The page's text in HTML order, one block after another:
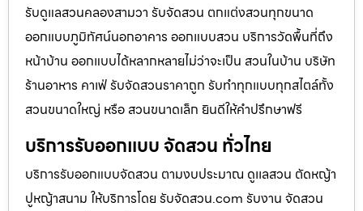
รับดูแลสวนคลองสามวา รับจัดสวน ตกแต่งสวนทุกขนาด
ออกแบบภูมิทัศน์นอกอาคาร ออกแบบสวน บริการวัดพื้นที่ถึง
หน้าบ้าน ออกแบบได้หลากหลายไม่ว่าจะเป็น สวนในบ้าน บริษัท
ร้านอาหาร คาเฟ่ รับจัดสวนราคาถูก รับทำทุกแบบทุกสไตล์ทั้ง
สวนขนาดใหญ่ หรือ สวนขนาดเล็ก ยินดีให้คำปรึกษาฟรี
บริการรับออกแบบ จัดสวน ทั่วไทย
บริการรับออกแบบจัดสวน ตามงบประมาณ ดูเเลสวน ตัดหญ้า
ปูหญ้าสนาม ให้บริการโดย รับจัดสวน.com รับงาน จัดสวน